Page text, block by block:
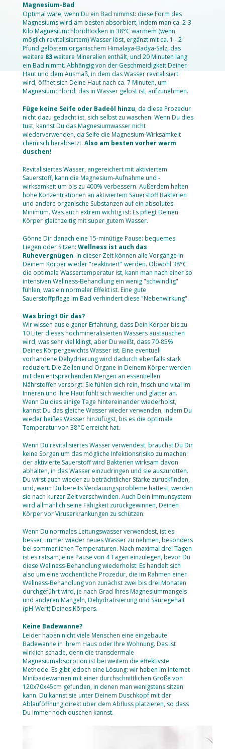
Magnesium-Bad
Optimal wäre, wenn Du ein Bad nimmst: diese Form des
Magnesiums wird am besten absorbiert, indem man ca. 2-3
Kilo Magnesiumchloridflocken in 38°C warmem (wenn
möglich revitalisiertem) Wasser löst, ergänzt mit ca. 1 - 2
Pfund gelöstem organischem Himalaya-Badya-Salz, das
weitere 83weitere Mineralien enthält, und 20 Minuten lang
ein Bad nimmt. Abhängig von der Geschmeidigkeit Deiner
Haut und dem Ausmaß, in dem das Wasser revitalisiert
wird, öffnet sich Deine Haut nach ca. 7 Minuten, um
Magnesiumchlorid, das in Wasser gelöst ist, aufzunehmen.
Füge keine Seife oder Badeöl hinzu, da diese Prozedur
nicht dazu gedacht ist, sich selbst zu waschen. Wenn Du dies
tust, kannst Du das Magnesiumwasser nicht
wiederverwenden, da Seife die Magnesium-Wirksamkeit
chemisch herabsetzt. Also am besten vorher warm
duschen!
Revitalisiertes Wasser, angereichert mit aktiviertem
Sauerstoff, kann die Magnesium-Aufnahme und -
wirksamkeit um bis zu 400% verbessern. Außerdem halten
hohe Konzentrationen an aktiviertem Sauerstoff Bakterien
und andere organische Substanzen auf ein absolutes
Minimum. Was auch extrem wichtig ist: Es pflegt Deinen
Körper gleichzeitig mit super gutem Wasser.
Gönne Dir danach eine 15-minütige Pause: bequemes
Liegen oder Sitzen: Wellness ist auch das
Ruhevergnügen. In dieser Zeit können alle Vorgänge in
Deinem Körper wieder "reaktiviert" werden. Obwohl 38°C
die optimale Wassertemperatur ist, kann man nach einer so
intensiven Wellness-Behandlung ein wenig "schwindlig"
fühlen, was ein normaler Effekt ist. Eine gute
Sauerstoffpflege im Bad verhindert diese "Nebenwirkung".
Was bringt Dir das?
Wir wissen aus eigener Erfahrung, dass Dein Körper bis zu
10 Liter dieses hochmineralisierten Wassers austauschen
wird, was sehr viel klingt, aber Du weißt, dass 70-85%
Deines Körpergewichts Wasser ist. Eine eventuell
vorhandene Dehydrierung wird dadurch ebenfalls stark
reduziert. Die Zellen und Organe in Deinem Körper werden
mit den entsprechenden Mengen an essentiellen
Nährstoffen versorgt. Sie fühlen sich rein, frisch und vital im
Inneren und Ihre Haut fühlt sich weicher und glatter an.
Wenn Du dies einige Tage hintereinander wiederholst,
kannst Du das gleiche Wasser wieder verwenden, indem Du
wieder heißes Wasser hinzufügst, bis es die optimale
Temperatur von 38°C erreicht hat.
Wenn Du revitalisiertes Wasser verwendest, brauchst Du Dir
keine Sorgen um das mögliche Infektionsrisiko zu machen:
der aktivierte Sauerstoff wird Bakterien wirksam davon
abhalten, in das Wasser einzudringen und sie auszurotten.
Du wirst auch wieder zu beträchtlicher Stärke zurückfinden,
und, wenn Du bereits Verdauungsprobleme hattest, werden
sie nach kurzer Zeit verschwinden. Auch Dein Immunsystem
wird allmählich seine Fähigkeit zurückgewinnen, Deinen
Körper vor Viruserkrankungen zu schützen.
Wenn Du normales Leitungswasser verwendest, ist es
besser, immer wieder neues Wasser zu nehmen, besonders
bei sommerlichen Temperaturen. Nach maximal drei Tagen
ist es ratsam, eine Pause von 4 Tagen einzulegen, bevor Du
diese Wellness-Behandlung wiederholst: Es handelt sich
also um eine wöchentliche Prozedur, die im Rahmen einer
Wellness-Behandlung von zunächst zwei bis drei Monaten
durchgeführt wird, je nach Grad Ihres Magnesiummangels
und anderen Mängeln, Dehydratisierung und Säuregehalt
(pH-Wert) Deines Körpers.
Keine Badewanne?
Leider haben nicht viele Menschen eine eingebaute
Badewanne in ihrem Haus oder Ihre Wohnung. Das ist
wirklich schade, denn die transdermale
Magnesiumabsorption ist bei weitem die effektivste
Methode. Es gibt jedoch eine Lösung: wir haben im Internet
Minibadewannen mit einer durchschnittlichen Größe von
120x70x45cm gefunden, in denen man wenigstens sitzen
kann. Du kannst sie unter Deinem Duschkopf mit der
Ablauföffnung direkt über dem Abfluss platzieren, so dass
Du immer noch duschen kannst.